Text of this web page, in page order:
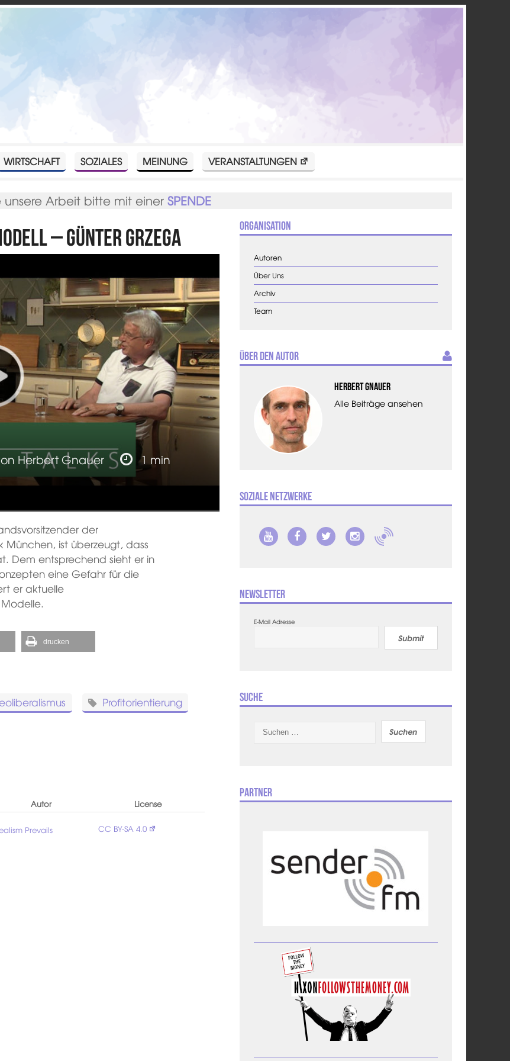
WIRTSCHAFT SOZIALES MEINUNG VERANSTALTUNGEN
unsere Arbeit bitte mit einerSPENDE
– Günter Grzega
Herbert Gnauer
1 min
der
München, ist überzeugt, dass
Dem entsprechend sieht er in
eine Gefahr für die
er aktuelle
drucken
Profitorientierung
Autor
License
Prevails CC BY-SA 4.0
Organisation
Autoren
Über Uns
Archiv
Team
Über den Autor
Herbert Gnauer
Alle Beiträge ansehen
Soziale Netzwerke
Newsletter
E-Mail Adresse
Submit
Suche
nach:
Partner